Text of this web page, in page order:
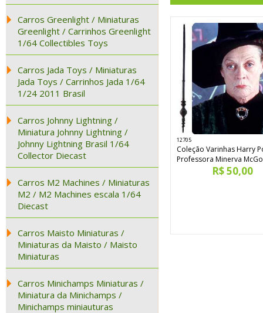
Carros Greenlight / Miniaturas
Greenlight / Carrinhos Greenlight
1/64 Collectibles Toys
Carros Jada Toys / Miniaturas
Jada Toys / Carrinhos Jada 1/64
1/24 2011 Brasil
Carros Johnny Lightning /
Miniatura Johnny Lightning /
Johnny Lightning Brasil 1/64
Collector Diecast
Carros M2 Machines / Miniaturas
M2 / M2 Machines escala 1/64
Diecast
Carros Maisto Miniaturas /
Miniaturas da Maisto / Maisto
Miniaturas
Carros Minichamps Miniaturas /
Miniatura da Minichamps /
Minichamps miniauturas
12705
Coleção Varinhas Harry
Professora Minerva
R$ 50,00